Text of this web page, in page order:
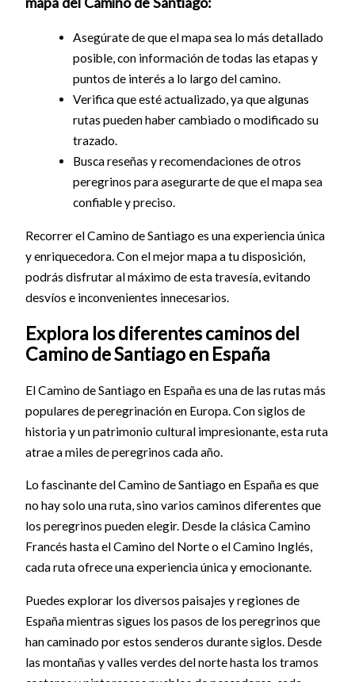
Asegúrate de que el mapa sea lo más detallado
posible, con información de todas las etapas y
puntos de interés a lo largo del camino.
Verifica que esté actualizado, ya que algunas
rutas pueden haber cambiado o modificado su
trazado.
Busca reseñas y recomendaciones de otros
peregrinos para asegurarte de que el mapa sea
confiable y preciso.
Recorrer el Camino de Santiago es una experiencia única
y enriquecedora. Con el mejor mapa a tu disposición,
podrás disfrutar al máximo de esta travesía, evitando
desvíos e inconvenientes innecesarios.
Explora los diferentes caminos del
Camino de Santiago en España
El Camino de Santiago en España es una de las rutas más
populares de peregrinación en Europa. Con siglos de
historia y un patrimonio cultural impresionante, esta ruta
atrae a miles de peregrinos cada año.
Lo fascinante del Camino de Santiago en España es que
no hay solo una ruta, sino varios caminos diferentes que
los peregrinos pueden elegir. Desde la clásica Camino
Francés hasta el Camino del Norte o el Camino Inglés,
cada ruta ofrece una experiencia única y emocionante.
Puedes explorar los diversos paisajes y regiones de
España mientras sigues los pasos de los peregrinos que
han caminado por estos senderos durante siglos. Desde
las montañas y valles verdes del norte hasta los tramos